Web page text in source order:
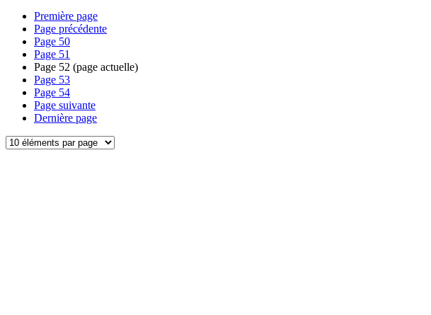
Première page
Page précédente
Page 50
Page 51
Page 52 (page actuelle)
Page 53
Page 54
Page suivante
Dernière page